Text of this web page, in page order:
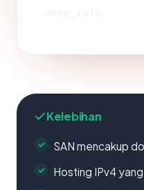
Kelebihan
SAN mencakup
Hosting IPv4